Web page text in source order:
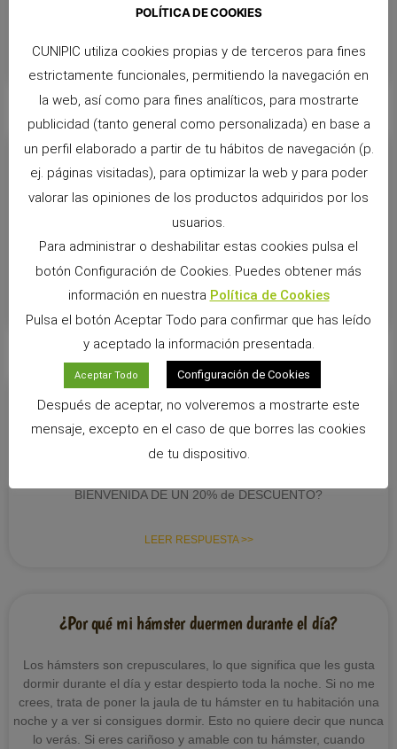
posiblemente a la muerte. ¿QUIERES UN REGALO DE
LEER RESPUESTA >>
¿Cómo puedo reducir el ruido de la rueda de mi hámster?
Trata de usar una pequeña cantidad de vaselina. La vaselina
lubricantes tales como WD-40. También puedes poner un poco de
aceite de oliva. ¿QUIERES UN REGALO DE BIENVENIDA DE UN
20% de DESCUENTO?
LEER RESPUESTA >>
¿Cuánto puede crecer un hámster?
Los hámsters sirios adultos llegan a medir generalmente entre 6 y
7 centímetros de largo y los hámsters enanos adultos entre 3 y 5
BIENVENIDA DE UN 20% de DESCUENTO?
LEER RESPUESTA >>
¿Por qué mi hámster duermen durante el día?
Los hámsters son crepusculares, lo que significa que les gusta
dormir durante el día y estar despierto toda la noche. Si no me
crees, trata de poner la jaula de tu hámster en tu habitación una
noche y a ver si consigues dormir. Esto no quiere decir que nunca
lo verás. Si eres cariñoso y amable con tu hámster, cuando
POLÍTICA DE COOKIES
CUNIPIC utiliza cookies propias y de terceros para fines
estrictamente funcionales, permitiendo la navegación en
la web, así como para fines analíticos, para mostrarte
publicidad (tanto general como personalizada) en base a
un perfil elaborado a partir de tu hábitos de navegación (p.
ej. páginas visitadas), para optimizar la web y para poder
valorar las opiniones de los productos adquiridos por los
usuarios.
Para administrar o deshabilitar estas cookies pulsa el
botón Configuración de Cookies. Puedes obtener más
información en nuestra Política de Cookies
Pulsa el botón Aceptar Todo para confirmar que has leído
y aceptado la información presentada.
Aceptar Todo Configuración de Cookies
Después de aceptar, no volveremos a mostrarte este
mensaje, excepto en el caso de que borres las cookies
de tu dispositivo.